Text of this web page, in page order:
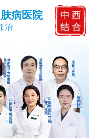
病医院
治